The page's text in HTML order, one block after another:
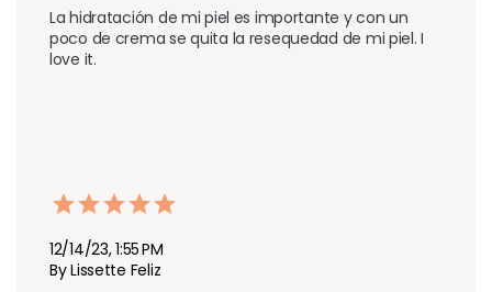
La hidratación de mi piel es importante y con un
poco de crema se quita la resequedad de mi piel. I
love it.
12/14/23, 1:55 PM
By Lissette Feliz